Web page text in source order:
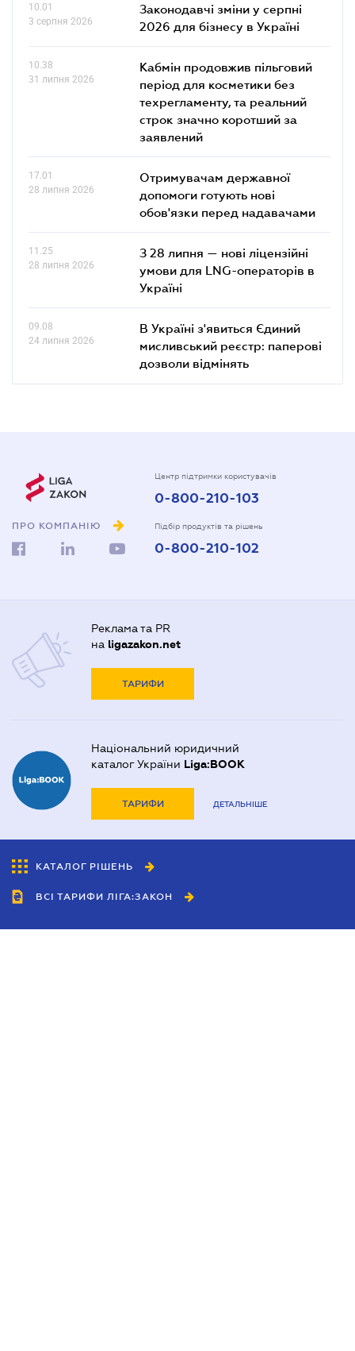
10.01
3 серпня 2026
Законодавчі зміни у серпні
2026 для бізнесу в Україні
10.38
31 липня 2026
Кабмін продовжив пільговий
період для косметики без
техрегламенту, та реальний
строк значно коротший за
заявлений
17.01
28 липня 2026
Отримувачам державної
допомоги готують нові
обов'язки перед надавачами
11.25
28 липня 2026
З 28 липня — нові ліцензійні
умови для LNG-операторів в
Україні
09.08
24 липня 2026
В Україні з'явиться Єдиний
мисливський реєстр: паперові
дозволи відмінять
ПРО КОМПАНІЮ
Центр підтримки користувачів
0-800-210-103
Підбір продуктів та рішень
0-800-210-102
Реклама та PR
на ligazakon.net
ТАРИФИ
Національний юридичний
каталог України Liga:BOOK
ТАРИФИ ДЕТАЛЬНІШЕ
КАТАЛОГ РІШЕНЬ
ВСІ ТАРИФИ ЛІГА:ЗАКОН